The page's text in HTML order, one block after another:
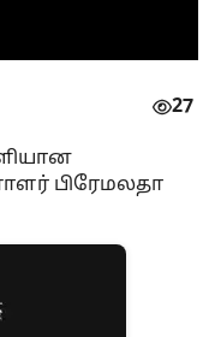
27
பிரேமலதா